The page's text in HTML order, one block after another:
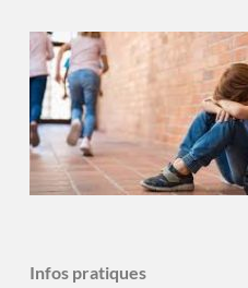
Infos pratiques